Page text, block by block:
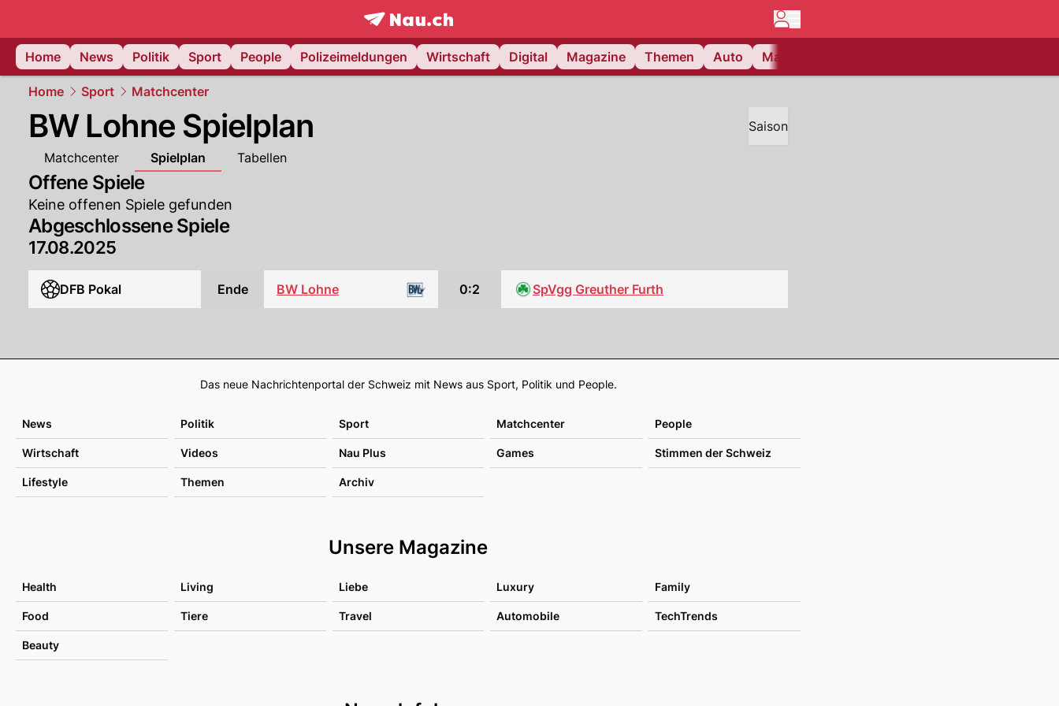
frontpage.NAU.ch
Home
News Politik Sport People Polizeimeldungen Wirtschaft Digital Magazine Themen Auto Matchcenter
Home Sport Matchcenter
BW Lohne Spielplan
Saison
Matchcenter
Spielplan Tabellen
Offene Spiele
Keine offenen Spiele gefunden
Abgeschlossene Spiele
17.08.2025
DFB Pokal Ende BW Lohne 0:2 SpVgg Greuther Furth
Footer
Das neue Nachrichtenportal der Schweiz mit News aus Sport, Politik und People.
News Politik Sport Matchcenter People
Wirtschaft Videos Nau Plus Games Stimmen der Schweiz
Lifestyle Themen Archiv
Unsere Magazine
Health Living Liebe Luxury Family
Food Tiere Travel Automobile TechTrends
Beauty